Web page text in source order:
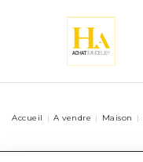
Accueil A vendre Maison